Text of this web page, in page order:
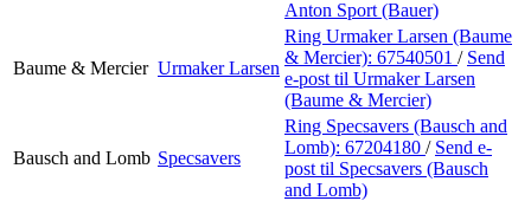
Anton Sport (Bauer)
Baume & Mercier Urmaker Larsen
Ring Urmaker Larsen (Baume
& Mercier): 67540501 / Send
e-post til Urmaker Larsen
(Baume & Mercier)
Bausch and Lomb Specsavers
Ring Specsavers (Bausch and
Lomb): 67204180 / Send e-
post til Specsavers (Bausch
and Lomb)